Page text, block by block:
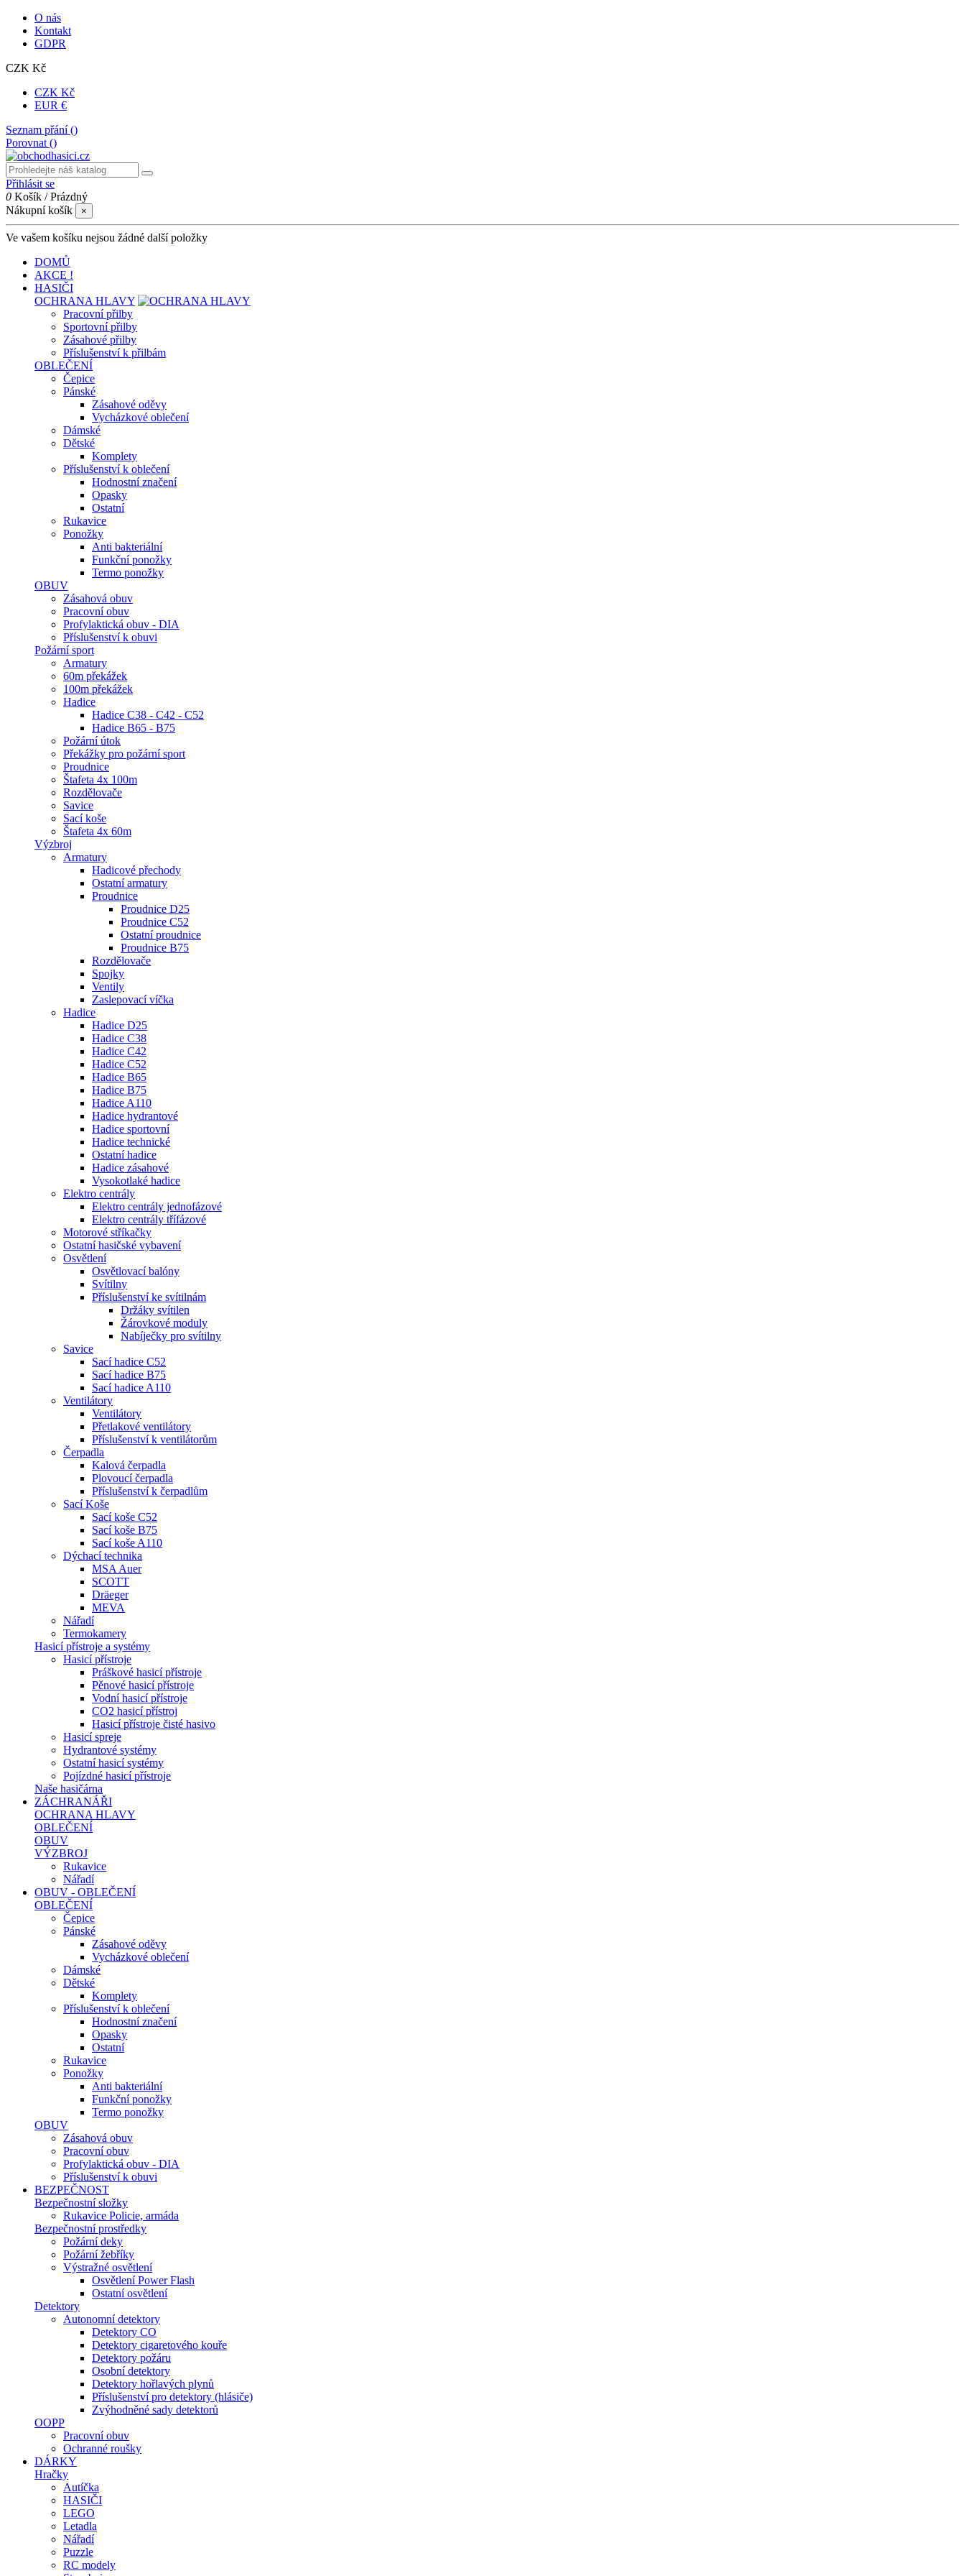
O nás
Kontakt
GDPR
CZK Kč
CZK Kč
EUR €
Seznam přání ()
Porovnat ()
Přihlásit se
0 Košík /Prázdný
Nákupní košík
×
Ve vašem košíku nejsou žádné další položky
DOMŮ
AKCE !
HASIČI
OCHRANA HLAVY
Pracovní přilby
Sportovní přilby
Zásahové přilby
Příslušenství k přilbám
OBLEČENÍ
Čepice
Pánské
Zásahové oděvy
Vycházkové oblečení
Dámské
Dětské
Komplety
Příslušenství k oblečení
Hodnostní značení
Opasky
Ostatní
Rukavice
Ponožky
Anti bakteriální
Funkční ponožky
Termo ponožky
OBUV
Zásahová obuv
Pracovní obuv
Profylaktická obuv - DIA
Příslušenství k obuvi
Požární sport
Armatury
60m překážek
100m překážek
Hadice
Hadice C38 - C42 - C52
Hadice B65 - B75
Požární útok
Překážky pro požární sport
Proudnice
Štafeta 4x 100m
Rozdělovače
Savice
Sací koše
Štafeta 4x 60m
Výzbroj
Armatury
Hadicové přechody
Ostatní armatury
Proudnice
Proudnice D25
Proudnice C52
Ostatní proudnice
Proudnice B75
Rozdělovače
Spojky
Ventily
Zaslepovací víčka
Hadice
Hadice D25
Hadice C38
Hadice C42
Hadice C52
Hadice B65
Hadice B75
Hadice A110
Hadice hydrantové
Hadice sportovní
Hadice technické
Ostatní hadice
Hadice zásahové
Vysokotlaké hadice
Elektro centrály
Elektro centrály jednofázové
Elektro centrály třífázové
Motorové stříkačky
Ostatní hasičské vybavení
Osvětlení
Osvětlovací balóny
Svítilny
Příslušenství ke svítilnám
Držáky svítilen
Žárovkové moduly
Nabíječky pro svítilny
Savice
Sací hadice C52
Sací hadice B75
Sací hadice A110
Ventilátory
Ventilátory
Přetlakové ventilátory
Příslušenství k ventilátorům
Čerpadla
Kalová čerpadla
Plovoucí čerpadla
Příslušenství k čerpadlům
Sací Koše
Sací koše C52
Sací koše B75
Sací koše A110
Dýchací technika
MSA Auer
SCOTT
Dräeger
MEVA
Nářadí
Termokamery
Hasicí přístroje a systémy
Hasicí přístroje
Práškové hasicí přístroje
Pěnové hasicí přístroje
Vodní hasicí přístroje
CO2 hasicí přístroj
Hasicí přístroje čisté hasivo
Hasicí spreje
Hydrantové systémy
Ostatní hasicí systémy
Pojízdné hasicí přístroje
Naše hasičárna
ZÁCHRANÁŘI
OCHRANA HLAVY
OBLEČENÍ
OBUV
VÝZBROJ
Rukavice
Nářadí
OBUV - OBLEČENÍ
OBLEČENÍ
Čepice
Pánské
Zásahové oděvy
Vycházkové oblečení
Dámské
Dětské
Komplety
Příslušenství k oblečení
Hodnostní značení
Opasky
Ostatní
Rukavice
Ponožky
Anti bakteriální
Funkční ponožky
Termo ponožky
OBUV
Zásahová obuv
Pracovní obuv
Profylaktická obuv - DIA
Příslušenství k obuvi
BEZPEČNOST
Bezpečnostní složky
Rukavice Policie, armáda
Bezpečnostní prostředky
Požární deky
Požární žebříky
Výstražné osvětlení
Osvětlení Power Flash
Ostatní osvětlení
Detektory
Autonomní detektory
Detektory CO
Detektory cigaretového kouře
Detektory požáru
Osobní detektory
Detektory hořlavých plynů
Příslušenství pro detektory (hlásiče)
Zvýhodněné sady detektorů
OOPP
Pracovní obuv
Ochranné roušky
DÁRKY
Hračky
Autíčka
HASIČI
LEGO
Letadla
Nářadí
Puzzle
RC modely